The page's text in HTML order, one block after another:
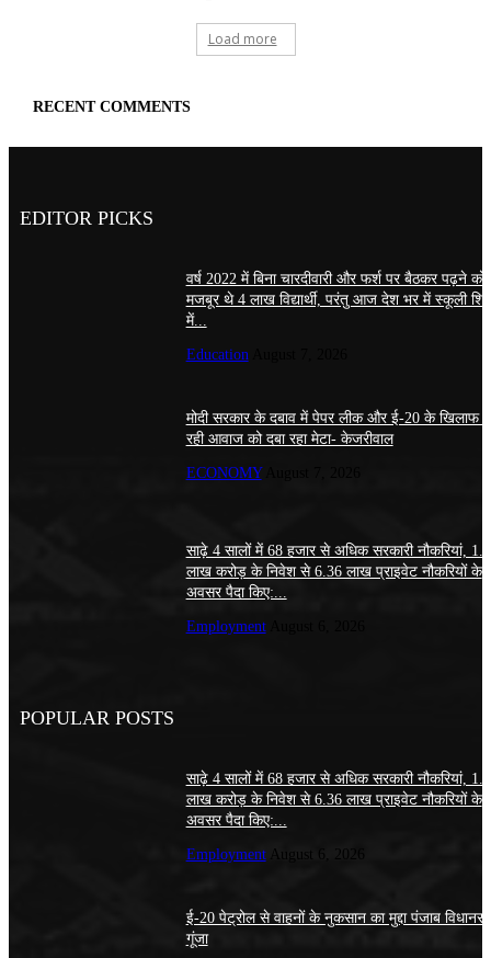
Load more
RECENT COMMENTS
EDITOR PICKS
वर्ष 2022 में बिना चारदीवारी और फर्श पर बैठकर पढ़ने को
मजबूर थे 4 लाख विद्यार्थी, परंतु आज देश भर में स्कूली
में...
Education
मोदी सरकार के दबाव में पेपर लीक और ई-20 के खिलाफ
रही आवाज को दबा रहा मेटा- केजरीवाल
ECONOMY
साढ़े 4 सालों में 68 हजार से अधिक सरकारी नौकरियां,
लाख करोड़ के निवेश से 6.36 लाख प्राइवेट नौकरियों के
अवसर पैदा किए:...
Employment
POPULAR POSTS
साढ़े 4 सालों में 68 हजार से अधिक सरकारी नौकरियां,
लाख करोड़ के निवेश से 6.36 लाख प्राइवेट नौकरियों के
अवसर पैदा किए:...
Employment August 6, 2026
ई-20 पेट्रोल से वाहनों के नुकसान का मुद्दा पंजाब
गूंजा